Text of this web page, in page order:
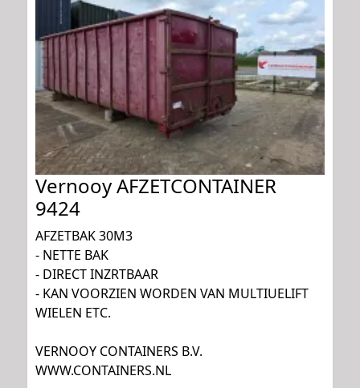
Vernooy AFZETCONTAINER
9424
AFZETBAK 30M3
- NETTE BAK
- DIRECT INZRTBAAR
- KAN VOORZIEN WORDEN VAN MULTIUELIFT
WIELEN ETC.
VERNOOY CONTAINERS B.V.
WWW.CONTAINERS.NL